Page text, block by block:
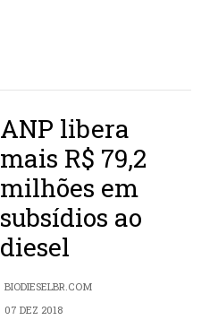
ANP libera
mais R$ 79,2
milhões em
subsídios ao
diesel
BIODIESELBR.COM
07 DEZ 2018